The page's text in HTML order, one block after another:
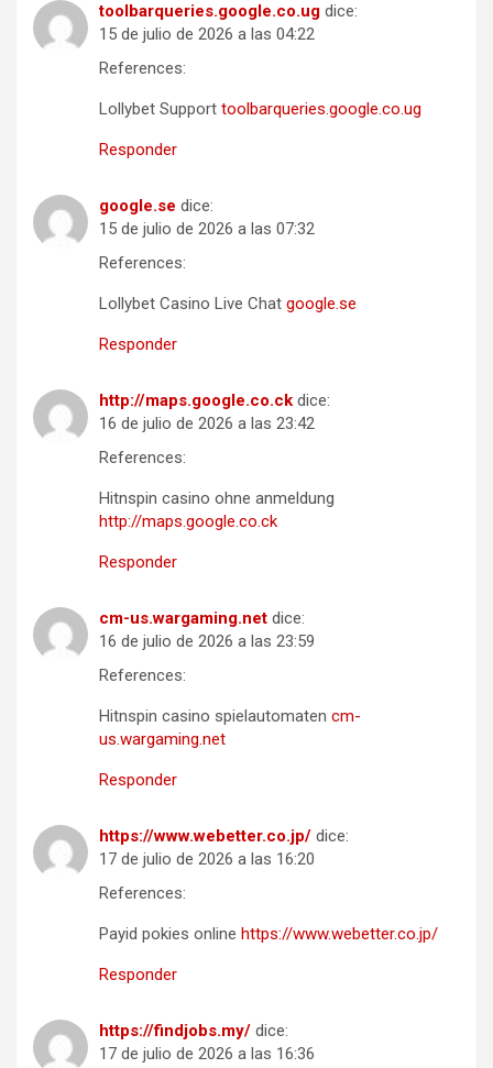
toolbarqueries.google.co.ug dice:
15 de julio de 2026 a las 04:22
References:
Lollybet Support toolbarqueries.google.co.ug
Responder
google.se dice:
15 de julio de 2026 a las 07:32
References:
Lollybet Casino Live Chat google.se
Responder
http://maps.google.co.ck dice:
16 de julio de 2026 a las 23:42
References:
Hitnspin casino ohne anmeldung
http://maps.google.co.ck
Responder
cm-us.wargaming.net dice:
16 de julio de 2026 a las 23:59
References:
Hitnspin casino spielautomaten cm-
us.wargaming.net
Responder
https://www.webetter.co.jp/ dice:
17 de julio de 2026 a las 16:20
References:
Payid pokies online https://www.webetter.co.jp/
Responder
https://findjobs.my/ dice:
17 de julio de 2026 a las 16:36